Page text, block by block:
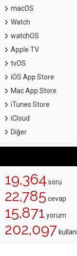
macOS
Watch
watchOS
Apple TV
tvOS
iOS App Store
Mac App Store
iTunes Store
iCloud
Diğer
19,364 soru
22,785 cevap
15,871 yorum
202,097